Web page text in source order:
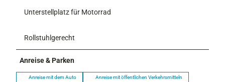
Unterstellplatz für Motorrad
Rollstuhlgerecht
Anreise & Parken
Anreise mit dem Auto Anreise mit öffentlichen Verkehrsmitteln